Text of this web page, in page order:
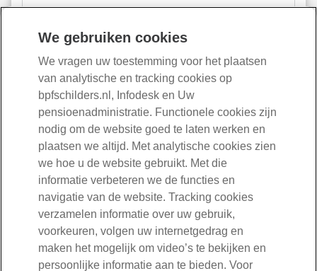
Ook interessant
Heeft nog niet alle antwoorden op uw vragen? Bekijk dan
eens deze pagina’s:
Wat betekent de nieuwe regeling voor u
Tijdlijn nieuwe regeling
Online spreekuren
Veelgestelde vragen over de nieuwe pensioenregeling
Hoe krijgt u informatie (communicatieplan)
We gebruiken cookies
We vragen uw toestemming voor het plaatsen
van analytische en tracking cookies op
bpfschilders.nl, Infodesk en Uw
pensioenadministratie. Functionele cookies zijn
nodig om de website goed te laten werken en
plaatsen we altijd. Met analytische cookies zien
we hoe u de website gebruikt. Met die
informatie verbeteren we de functies en
navigatie van de website. Tracking cookies
verzamelen informatie over uw gebruik,
voorkeuren, volgen uw internetgedrag en
maken het mogelijk om video’s te bekijken en
persoonlijke informatie aan te bieden. Voor